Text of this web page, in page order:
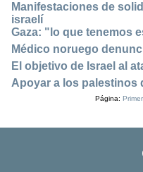
Manifestaciones de
israelí
Gaza: "lo que tenemos
Médico noruego
El objetivo de Israel al
Apoyar a los palestinos
Página: